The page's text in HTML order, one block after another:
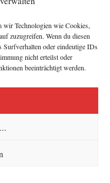
wir Technologien wie Cookies,
zuzugreifen. Wenn du diesen
Surfverhalten oder eindeutige IDs
nicht erteilst oder
beeinträchtigt werden.